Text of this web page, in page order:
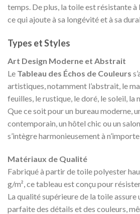
temps. De plus, la toile est résistante à
ce qui ajoute à sa longévité et à sa
Types et Styles
Art Design Moderne et Abstrait
Le Tableau des Échos de Couleurs
artistiques, notamment l’abstrait, le
feuilles, le rustique, le doré, le soleil, la
Que ce soit pour un bureau moderne,
contemporain, un hôtel chic ou un
s’intègre harmonieusement à
Matériaux de Qualité
Fabriqué à partir de toile polyester
g/m², ce tableau est conçu pour
La qualité supérieure de la toile assure
parfaite des détails et des couleurs,